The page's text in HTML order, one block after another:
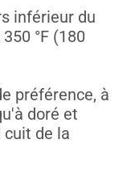
inférieur du
°F (180
préférence, à
doré et
de la